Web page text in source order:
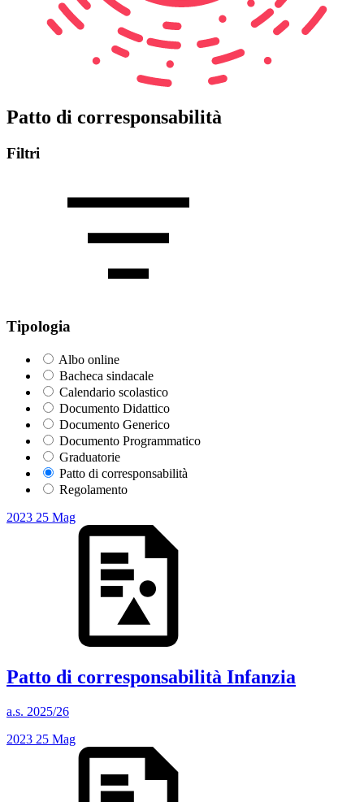
Patto di corresponsabilità
Filtri
Tipologia
Albo online
Bacheca sindacale
Calendario scolastico
Documento Didattico
Documento Generico
Documento Programmatico
Graduatorie
Patto di corresponsabilità
Regolamento
2023 25 Mag
Patto di corresponsabilità Infanzia
a.s. 2025/26
2023 25 Mag